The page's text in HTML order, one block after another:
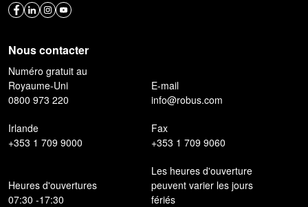
Nous contacter
Numéro gratuit au
Royaume-Uni
0800 973 220
E-mail
info@robus.com
Irlande
+353 1 709 9000
Fax
+353 1 709 9060
Heures d'ouvertures
07:30 -17:30
Les heures d'ouverture
peuvent varier les jours
fériés